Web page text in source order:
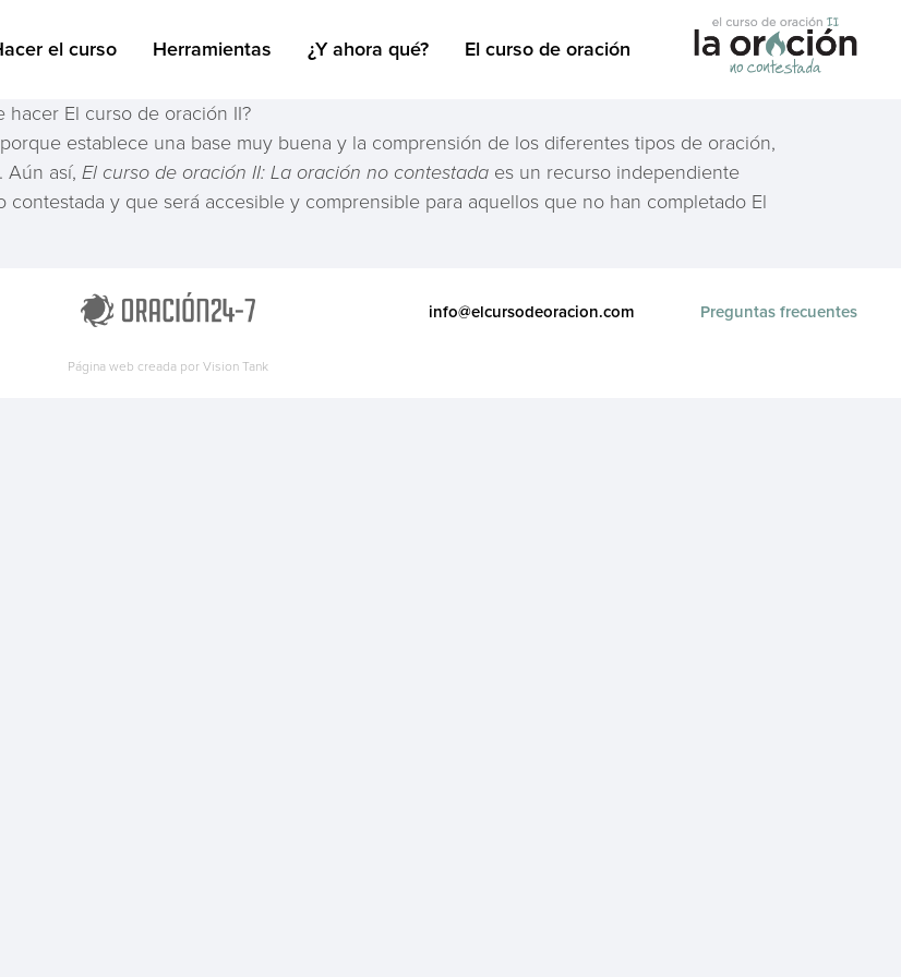
el curso Herramientas ¿Y ahora qué? El curso de oración
El curso de oración II?
establece una base muy buena y la comprensión de los diferentes tipos de oración,
Aún así, El curso de oración II: La oración no contestada es un recurso independiente
y que será accesible y comprensible para aquellos que no han completado El
info@elcursodeoracion.com Preguntas frecuentes
Página web creada por Vision Tank